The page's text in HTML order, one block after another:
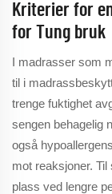
Kriterier for
for Tung bruk
I madrasser som
til i
trenge fuktighet
sengen behagelig
også
mot reaksjoner.
plass ved lengre